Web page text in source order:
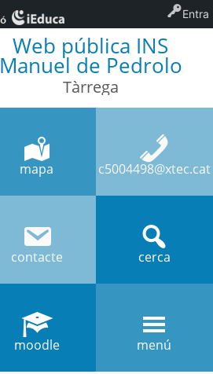
Web pública INS
Manuel de Pedrolo
Tàrrega
mapa c5004498@xtec.cat
contacte cerca
moodle menú
Entra